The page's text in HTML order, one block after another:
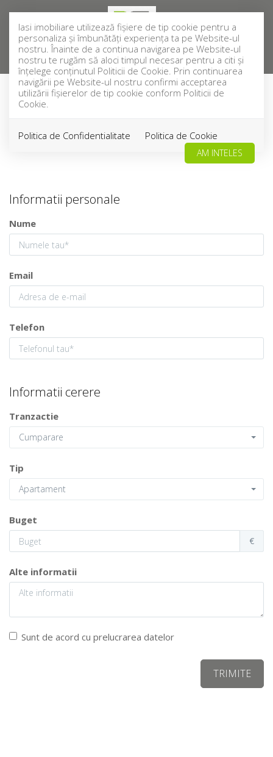
Iasi imobiliare utilizează fişiere de tip cookie pentru a
personaliza și îmbunătăți experiența ta pe Website-ul
nostru. Înainte de a continua navigarea pe Website-ul
nostru te rugăm să aloci timpul necesar pentru a citi și
înțelege conținutul Politicii de Cookie. Prin continuarea
navigării pe Website-ul nostru confirmi acceptarea
utilizării fişierelor de tip cookie conform Politicii de
Cookie.
Politica de Confidentialitate Politica de Cookie
AM INTELES
Cererea ta
Informatii personale
Nume
Email
Telefon
Informatii cerere
Tranzactie
Cumparare
Tip
Apartament
Buget
€
Alte informatii
Sunt de acord cu prelucrarea datelor